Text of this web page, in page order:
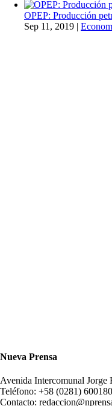
OPEP: Producción
Sep 11, 2019 |
Nueva Prensa
Avenida Intercomunal
Teléfono: +58 (0281)
Contacto: